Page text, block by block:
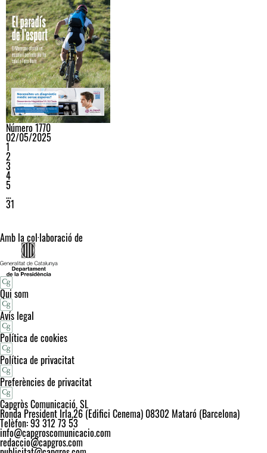
Número 1770
02/05/2025
1
2
3
4
5
…
31
Amb la col·laboració de
Qui som
Avís legal
Política de cookies
Política de privacitat
Preferències de privacitat
Capgròs Comunicació, SL
Ronda President Irla,26 (Edifici Cenema) 08302 Mataró (Barcelona)
Telèfon: 93 312 73 53
info@capgroscomunicacio.com
redaccio@capgros.com